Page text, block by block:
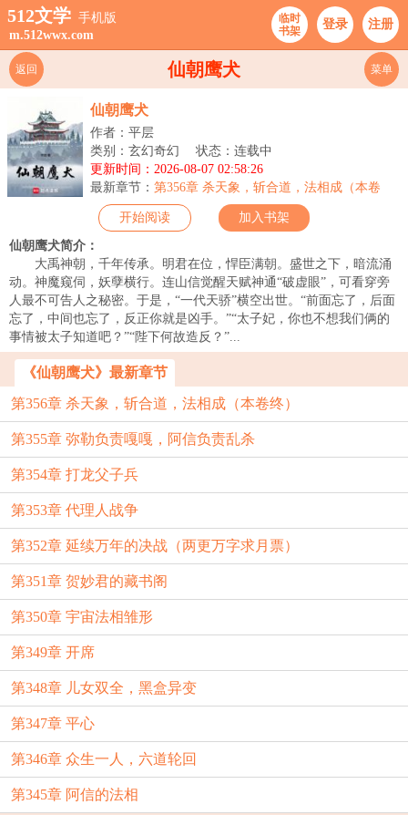
512文学 手机版
m.512wwx.com
临时
书架
登录 注册
仙朝鹰犬
返回 菜单
仙朝鹰犬
作者：平层
类别：玄幻奇幻
状态：连载中
更新时间：2026-08-07 02:58:26
最新章节： 第356章 杀天象，斩合道，法相成（本卷
终）
开始阅读
加入书架
仙朝鹰犬简介：
大禹神朝，千年传承。明君在位，悍臣满朝。盛世之下，暗流涌
动。神魔窥伺，妖孽横行。连山信觉醒天赋神通“破虚眼”，可看穿旁
人最不可告人之秘密。于是，“一代天骄”横空出世。“前面忘了，后面
忘了，中间也忘了，反正你就是凶手。”“太子妃，你也不想我们俩的
事情被太子知道吧？”“陛下何故造反？”...
《仙朝鹰犬》最新章节
第356章 杀天象，斩合道，法相成（本卷终）
第355章 弥勒负责嘎嘎，阿信负责乱杀
第354章 打龙父子兵
第353章 代理人战争
第352章 延续万年的决战（两更万字求月票）
第351章 贺妙君的藏书阁
第350章 宇宙法相雏形
第349章 开席
第348章 儿女双全，黑盒异变
第347章 平心
第346章 众生一人，六道轮回
第345章 阿信的法相